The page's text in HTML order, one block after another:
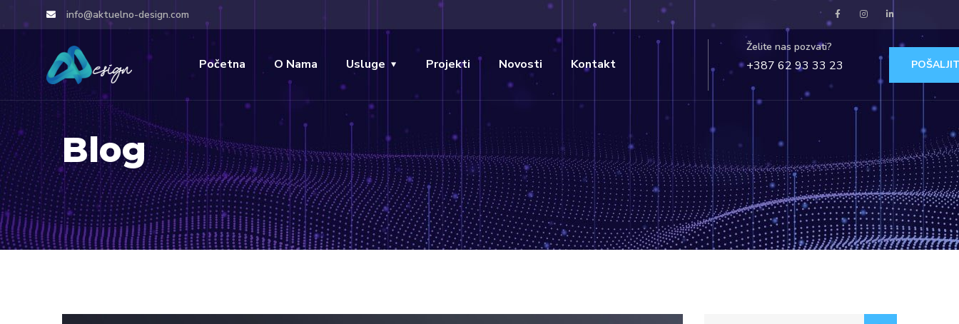
info@aktuelno-design.com
Početna O Nama Usluge Projekti Novosti Kontakt
Želite nas pozvati?
+387 62 93 33 23
Blog